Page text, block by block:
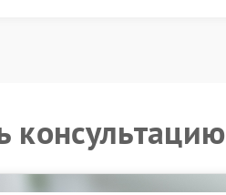
консультацию